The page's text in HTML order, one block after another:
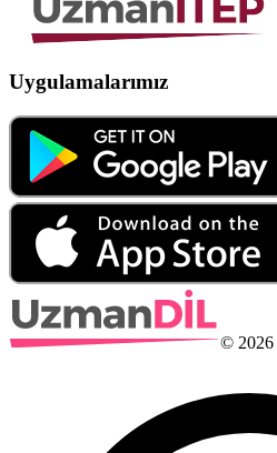
Uygulamalarımız
© 2026